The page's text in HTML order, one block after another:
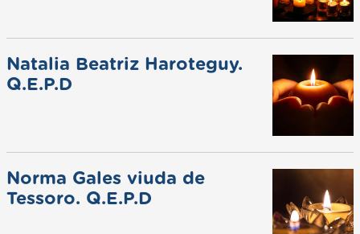
Natalia Beatriz Haroteguy.
Q.E.P.D
Norma Gales viuda de
Tessoro. Q.E.P.D